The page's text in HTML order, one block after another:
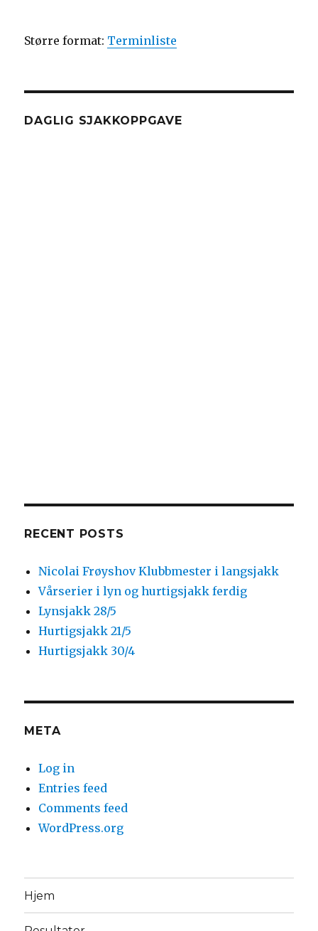
Større format: Terminliste
DAGLIG SJAKKOPPGAVE
RECENT POSTS
Nicolai Frøyshov Klubbmester i langsjakk
Vårserier i lyn og hurtigsjakk ferdig
Lynsjakk 28/5
Hurtigsjakk 21/5
Hurtigsjakk 30/4
META
Log in
Entries feed
Comments feed
WordPress.org
Hjem